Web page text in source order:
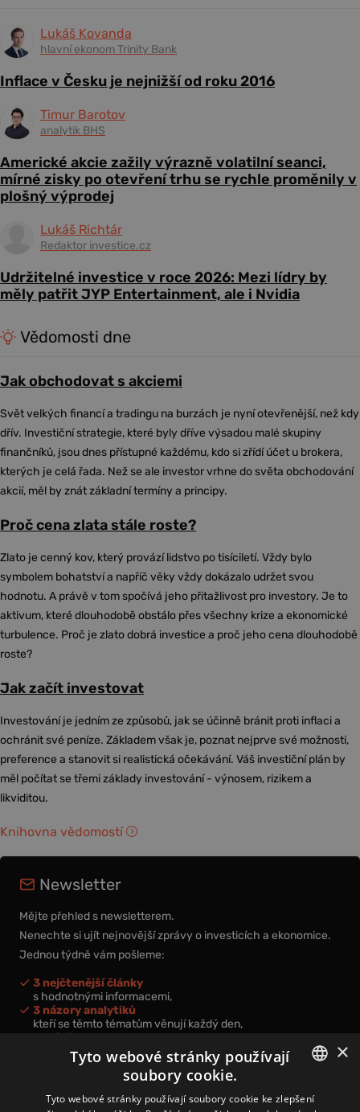
Lukáš Kovanda
hlavní ekonom Trinity Bank
Inflace v Česku je nejnižší od roku 2016
Timur Barotov
analytik BHS
Americké akcie zažily výrazně volatilní seanci,
mírné zisky po otevření trhu se rychle proměnily v
plošný výprodej
Lukáš Richtár
Redaktor investice.cz
Udržitelné investice v roce 2026: Mezi lídry by
měly patřit JYP Entertainment, ale i Nvidia
Vědomosti dne
Jak obchodovat s akciemi
Svět velkých financí a tradingu na burzách je nyní otevřenější, než kdy
dřív. Investiční strategie, které byly dříve výsadou malé skupiny
finančníků, jsou dnes přístupné každému, kdo si zřídí účet u brokera,
kterých je celá řada. Než se ale investor vrhne do světa obchodování
akcií, měl by znát základní termíny a principy.
Proč cena zlata stále roste?
Zlato je cenný kov, který provází lidstvo po tisíciletí. Vždy bylo
symbolem bohatství a napříč věky vždy dokázalo udržet svou
hodnotu. A právě v tom spočívá jeho přitažlivost pro investory. Je to
aktivum, které dlouhodobě obstálo přes všechny krize a ekonomické
turbulence. Proč je zlato dobrá investice a proč jeho cena dlouhodobě
roste?
Jak začít investovat
Investování je jedním ze způsobů, jak se účinně bránit proti inflaci a
ochránit své peníze. Základem však je, poznat nejprve své možnosti,
preference a stanovit si realistická očekávání. Váš investiční plán by
měl počítat se třemi základy investování - výnosem, rizikem a
likviditou.
Knihovna vědomostí
Newsletter
Mějte přehled s newsletterem.
Nenechte si ujít nejnovější zprávy o investicích a ekonomice.
Jednou týdně vám pošleme:
3 nejčtenější články
s hodnotnými informacemi,
3 názory analytiků
kteří se těmto tématům věnují každý den,
nová videa a podcasty
k prohloubení vašich znalostí.
CZECH
×
Tyto webové stránky používají
soubory cookie.
Tyto webové stránky používají soubory cookie ke zlepšení